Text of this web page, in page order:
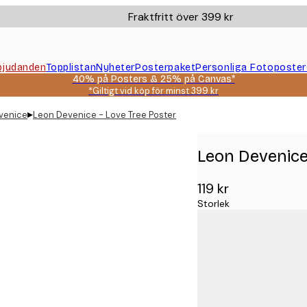
Fraktfritt över 399 kr
TopplistanNyheterPosterpaketPersonliga
40% på Posters & 25% på Canvas*
*Giltigt vid köp för minst 399 kr
▸Leon Devenice - Love Tree Poster
Leon
119 kr
Storlek